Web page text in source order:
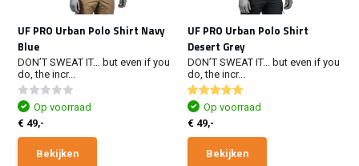
UF PRO Urban Polo Shirt Navy
Blue
DON’T SWEAT IT… but even if you
do, the incr...
Op voorraad
€ 49,-
Bekijken
UF PRO Urban Polo Shirt
Desert Grey
DON’T SWEAT IT… but even if you
do, the incr...
Op voorraad
€ 49,-
Bekijken